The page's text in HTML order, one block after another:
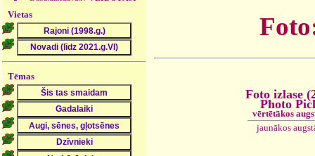
Vietas
Tēmas
Foto izlase
Photo
vērtētākos
jaunākos